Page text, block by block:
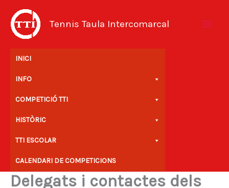
contingut
Tennis Taula Intercomarcal
INICI
INFO
COMPETICIÓ TTI
HISTÒRIC
TTI ESCOLAR
CALENDARI DE COMPETICIONS
Delegats i contactes dels